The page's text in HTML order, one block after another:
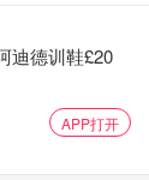
迪德训鞋£20
APP打开